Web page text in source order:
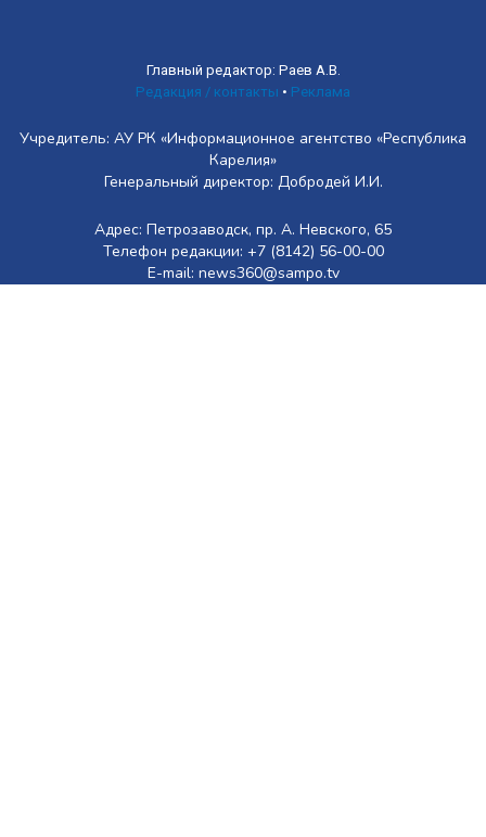
Главный редактор: Раев А.В.
Редакция / контакты • Реклама
Учредитель: АУ РК «Информационное агентство «Республика
Карелия»
Генеральный директор: Добродей И.И.
Адрес: Петрозаводск, пр. А. Невского, 65
Телефон редакции: +7 (8142) 56-00-00
E-mail: news360@sampo.tv